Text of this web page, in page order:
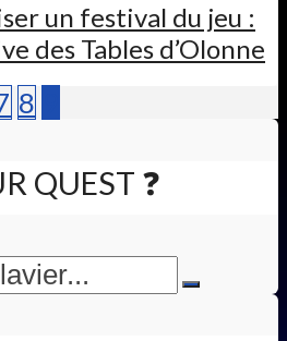
un festival du jeu :
des Tables d’Olonne
8
QUEST ❓